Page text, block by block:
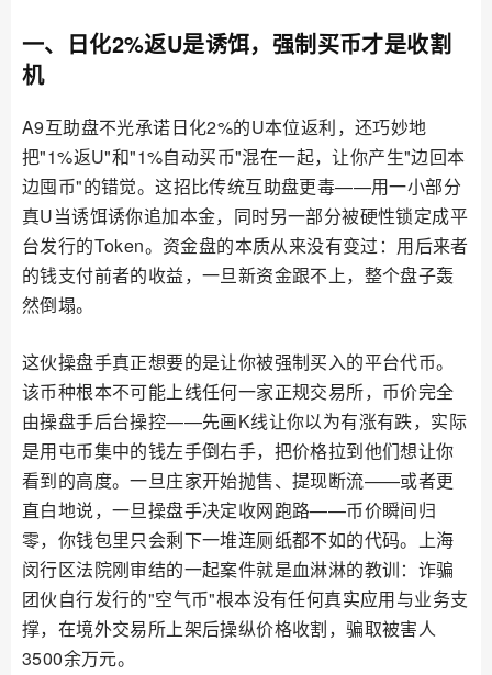
一、日化2%返U是诱饵，强制买币才是收割
机
A9互助盘不光承诺日化2%的U本位返利，还巧妙地
把"1%返U"和"1%自动买币"混在一起，让你产生"边回本
边囤币"的错觉。这招比传统互助盘更毒——用一小部分
真U当诱饵诱你追加本金，同时另一部分被硬性锁定成平
台发行的Token。资金盘的本质从来没有变过：用后来者
的钱支付前者的收益，一旦新资金跟不上，整个盘子轰
然倒塌。
这伙操盘手真正想要的是让你被强制买入的平台代币。
该币种根本不可能上线任何一家正规交易所，币价完全
由操盘手后台操控——先画K线让你以为有涨有跌，实际
是用屯币集中的钱左手倒右手，把价格拉到他们想让你
看到的高度。一旦庄家开始抛售、提现断流——或者更
直白地说，一旦操盘手决定收网跑路——币价瞬间归
零，你钱包里只会剩下一堆连厕纸都不如的代码。上海
闵行区法院刚审结的一起案件就是血淋淋的教训：诈骗
团伙自行发行的"空气币"根本没有任何真实应用与业务支
撑，在境外交易所上架后操纵价格收割，骗取被害人
3500余万元。